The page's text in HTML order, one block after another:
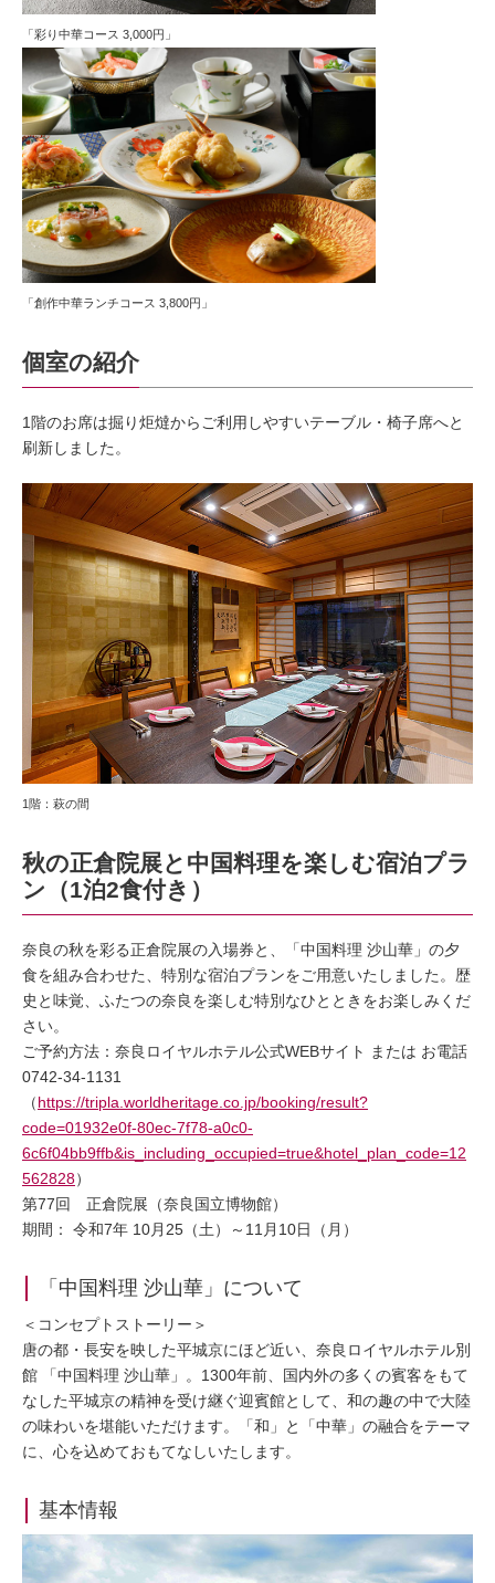
「彩り中華コース 3,000円」
「創作中華ランチコース 3,800円」
個室の紹介
1階のお席は掘り炬燵からご利用しやすいテーブル・椅子席へと
刷新しました。
1階：萩の間
秋の正倉院展と中国料理を楽しむ宿泊プラ
ン（1泊2食付き）
奈良の秋を彩る正倉院展の入場券と、「中国料理 沙山華」の夕
食を組み合わせた、特別な宿泊プランをご用意いたしました。歴
史と味覚、ふたつの奈良を楽しむ特別なひとときをお楽しみくだ
さい。
ご予約方法：奈良ロイヤルホテル公式WEBサイト または お電話
0742-34-1131
（https://tripla.worldheritage.co.jp/booking/result?
code=01932e0f-80ec-7f78-a0c0-
6c6f04bb9ffb&is_including_occupied=true&hotel_plan_code=12
562828）
第77回 正倉院展（奈良国立博物館）
期間： 令和7年 10月25（土）～11月10日（月）
「中国料理 沙山華」について
＜コンセプトストーリー＞
唐の都・長安を映した平城京にほど近い、奈良ロイヤルホテル別
館 「中国料理 沙山華」。1300年前、国内外の多くの賓客をもて
なした平城京の精神を受け継ぐ迎賓館として、和の趣の中で大陸
の味わいを堪能いただけます。「和」と「中華」の融合をテーマ
に、心を込めておもてなしいたします。
基本情報